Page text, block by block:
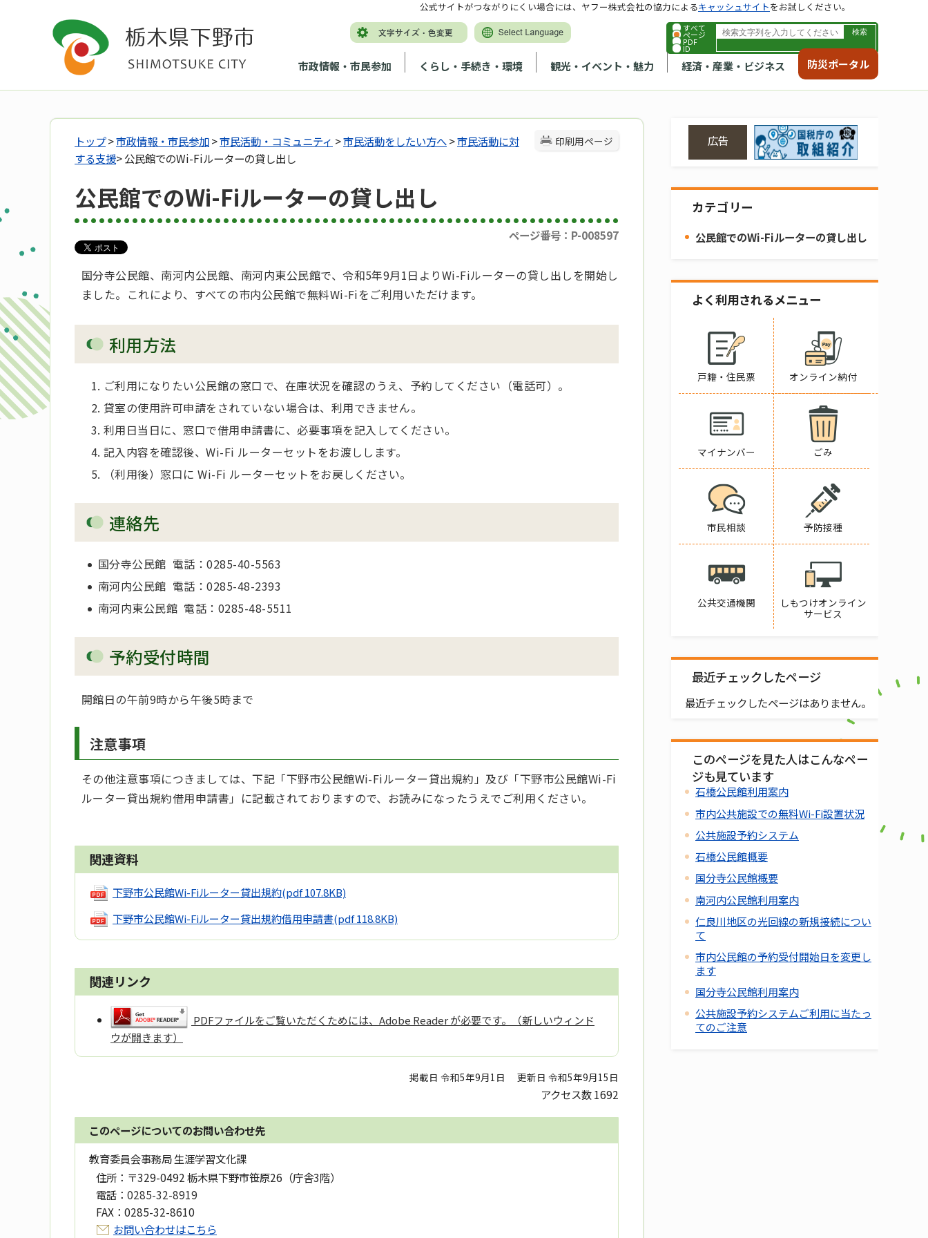
すべて
ページ
PDF
ID
市政情報・市民参加 くらし・手続き・環境 観光・イベント・魅力 経済・産業・ビジネス 防災ポータル
公式サイトがつながりにくい場合には、ヤフー株式会社の協力によるキャッシュサイトをお試しください。
印刷用ページ
トップ>市政情報・市民参加>市民活動・コミュニティ >市民活動をしたい方へ>市民活動に対
する支援> 公民館でのWi-Fiルーターの貸し出し
公民館でのWi-Fiルーターの貸し出し
ページ番号：P-008597
国分寺公民館、南河内公民館、南河内東公民館で、令和5年9月1日よりWi-Fiルーターの貸し出しを開始し
ました。これにより、すべての市内公民館で無料Wi-Fiをご利用いただけます。
利用方法
ご利用になりたい公民館の窓口で、在庫状況を確認のうえ、予約してください（電話可）。
貸室の使用許可申請をされていない場合は、利用できません。
利用日当日に、窓口で借用申請書に、必要事項を記入してください。
記入内容を確認後、Wi-Fi ルーターセットをお渡しします。
（利用後）窓口に Wi-Fi ルーターセットをお戻しください。
連絡先
国分寺公民館 電話：0285-40-5563
南河内公民館 電話：0285-48-2393
南河内東公民館 電話：0285-48-5511
予約受付時間
開館日の午前9時から午後5時まで
注意事項
その他注意事項につきましては、下記「下野市公民館Wi-Fiルーター貸出規約」及び「下野市公民館Wi-Fi
ルーター貸出規約借用申請書」に記載されておりますので、お読みになったうえでご利用ください。
関連資料
下野市公民館Wi-Fiルーター貸出規約(pdf 107.8KB)
下野市公民館Wi-Fiルーター貸出規約借用申請書(pdf 118.8KB)
関連リンク
PDFファイルをご覧いただくためには、Adobe Reader が必要です。（新しいウィンド
ウが開きます）
掲載日 令和5年9月1日 更新日 令和5年9月15日
アクセス数1692
このページについてのお問い合わせ先
教育委員会事務局 生涯学習文化課
住所： 〒329-0492 栃木県下野市笹原26（庁舎3階）
電話： 0285-32-8919
FAX： 0285-32-8610
お問い合わせはこちら
広告
カテゴリー
公民館でのWi-Fiルーターの貸し出し
よく利用されるメニュー
戸籍・住民票 オンライン納付
マイナンバー ごみ
市民相談 予防接種
公共交通機関
しもつけオンライン
サービス
最近チェックしたページ
最近チェックしたページはありません。
このページを見た人はこんなペー
ジも見ています
石橋公民館利用案内
市内公共施設での無料Wi-Fi設置状況
公共施設予約システム
石橋公民館概要
国分寺公民館概要
南河内公民館利用案内
仁良川地区の光回線の新規接続につい
て
市内公民館の予約受付開始日を変更し
ます
国分寺公民館利用案内
公共施設予約システムご利用に当たっ
てのご注意